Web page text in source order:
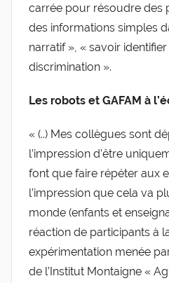
carrée pour résoudre des
des informations simples
narratif », « savoir
discrimination ».
Les robots et GAFAM à
« (..) Mes collègues sont
l’impression d’être
font que faire répéter aux
l’impression que cela va
monde (enfants et
réaction de participants à
expérimentation menée
de l’Institut Montaigne «